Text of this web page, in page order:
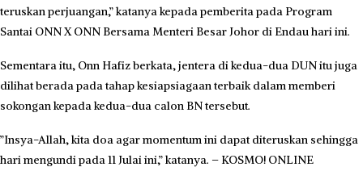
teruskan perjuangan,” katanya kepada pemberita pada Program
Santai ONN X ONN Bersama Menteri Besar Johor di Endau hari ini.
Sementara itu, Onn Hafiz berkata, jentera di kedua-dua DUN itu juga
dilihat berada pada tahap kesiapsiagaan terbaik dalam memberi
sokongan kepada kedua-dua calon BN tersebut.
​”Insya-Allah, kita doa agar momentum ini dapat diteruskan sehingga
hari mengundi pada 11 Julai ini,” katanya. – KOSMO! ONLINE